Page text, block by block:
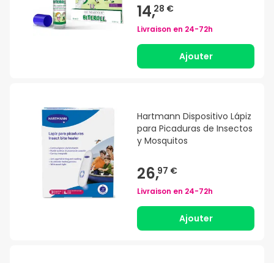
14,28 €
Livraison en 24-72h
Ajouter
Hartmann Dispositivo Lápiz
para Picaduras de Insectos
y Mosquitos
26,97 €
Livraison en 24-72h
Ajouter